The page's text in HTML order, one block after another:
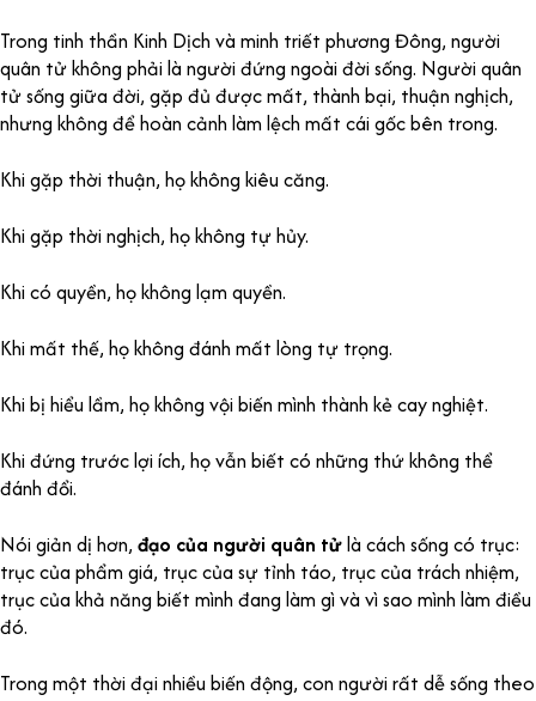
Trong tinh thần Kinh Dịch và minh triết phương Đông, người
quân tử không phải là người đứng ngoài đời sống. Người quân
tử sống giữa đời, gặp đủ được mất, thành bại, thuận nghịch,
nhưng không để hoàn cảnh làm lệch mất cái gốc bên trong.
Khi gặp thời thuận, họ không kiêu căng.
Khi gặp thời nghịch, họ không tự hủy.
Khi có quyền, họ không lạm quyền.
Khi mất thế, họ không đánh mất lòng tự trọng.
Khi bị hiểu lầm, họ không vội biến mình thành kẻ cay nghiệt.
Khi đứng trước lợi ích, họ vẫn biết có những thứ không thể
đánh đổi.
Nói giản dị hơn, đạo của người quân tửlà cách sống có trục:
trục của phẩm giá, trục của sự tỉnh táo, trục của trách nhiệm,
trục của khả năng biết mình đang làm gì và vì sao mình làm điều
đó.
Trong một thời đại nhiều biến động, con người rất dễ sống theo